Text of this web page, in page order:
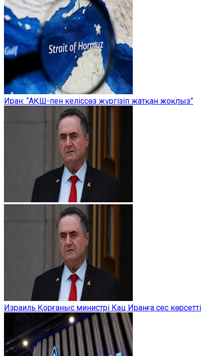
Иран: “АҚШ-пен келіссөз жүргізіп жатқан жоқпыз”
Израиль Қорғаныс министрі Кац Иранға сес көрсетті